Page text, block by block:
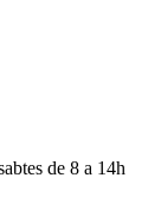
de 8 a 14h